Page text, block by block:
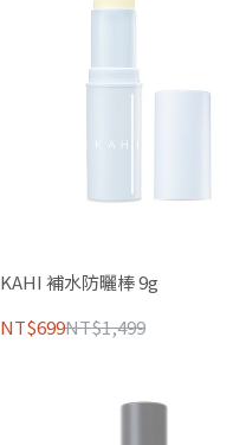
KAHI 補水防曬棒 9g
NT$699NT$1,499